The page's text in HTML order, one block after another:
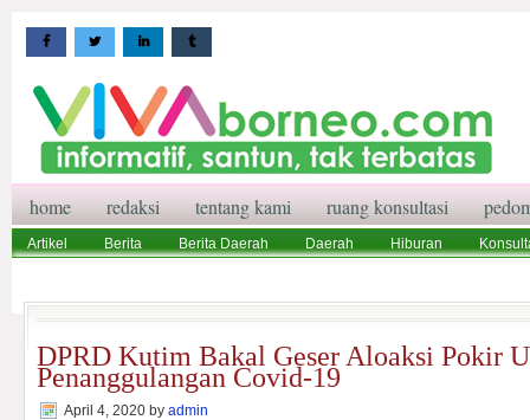
home redaksi tentang kami ruang konsultasi
Artikel Berita Berita Daerah Daerah Hiburan
DPRD Kutim Bakal Geser Aloaksi Pokir
Penanggulangan Covid-19
April 4, 2020 by admin